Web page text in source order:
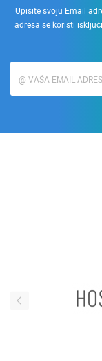
Upišite svoju Email
adresa se koristi